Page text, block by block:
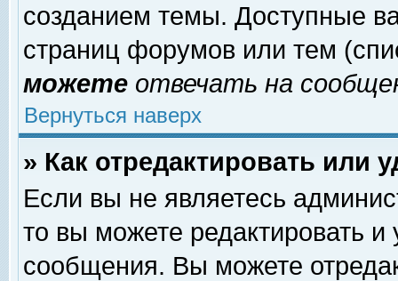
созданием темы. Доступные
страниц форумов или тем
можете отвечать на
Вернуться наверх
» Как отредактировать или
Если вы не являетесь
то вы можете редактировать и
сообщения. Вы можете